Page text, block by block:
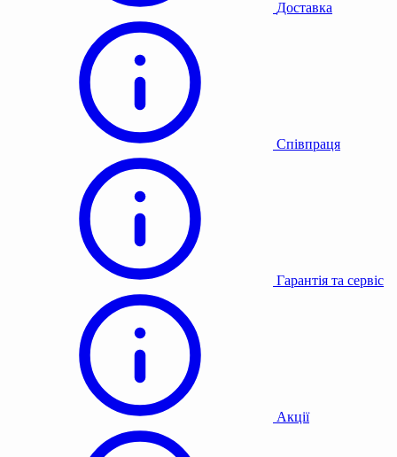
Доставка
Співпраця
Гарантія та сервіс
Акції